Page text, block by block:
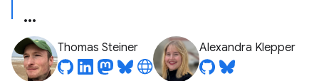
Thomas Steiner Alexandra Klepper